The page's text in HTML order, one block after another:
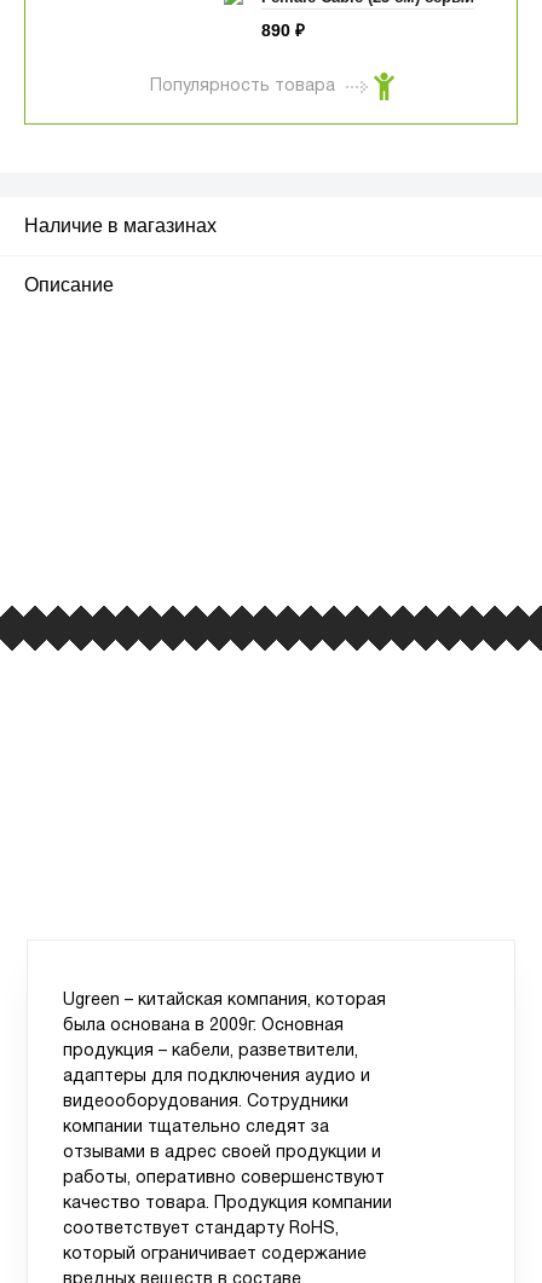
890 ₽
Популярность товара
Наличие в магазинах
Описание
Ugreen – китайская компания, которая
была основана в 2009г. Основная
продукция – кабели, разветвители,
адаптеры для подключения аудио и
видеооборудования. Сотрудники
компании тщательно следят за
отзывами в адрес своей продукции и
работы, оперативно совершенствуют
качество товара. Продукция компании
соответствует стандарту RoHS,
который ограничивает содержание